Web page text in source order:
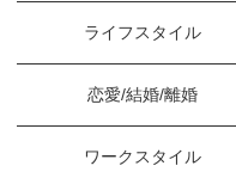
ライフスタイル
恋愛/結婚/離婚
ワークスタイル